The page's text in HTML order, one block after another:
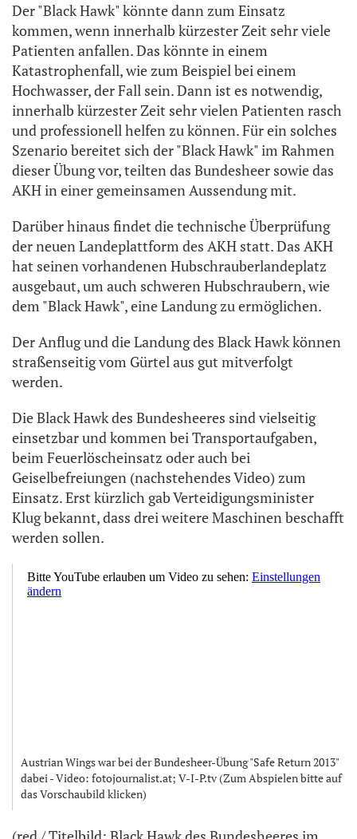
Der "Black Hawk" könnte dann zum Einsatz
kommen, wenn innerhalb kürzester Zeit sehr viele
Patienten anfallen. Das könnte in einem
Katastrophenfall, wie zum Beispiel bei einem
Hochwasser, der Fall sein. Dann ist es notwendig,
innerhalb kürzester Zeit sehr vielen Patienten rasch
und professionell helfen zu können. Für ein solches
Szenario bereitet sich der "Black Hawk" im Rahmen
dieser Übung vor, teilten das Bundesheer sowie das
AKH in einer gemeinsamen Aussendung mit.
Darüber hinaus findet die technische Überprüfung
der neuen Landeplattform des AKH statt. Das AKH
hat seinen vorhandenen Hubschrauberlandeplatz
ausgebaut, um auch schweren Hubschraubern, wie
dem "Black Hawk", eine Landung zu ermöglichen.
Der Anflug und die Landung des Black Hawk können
straßenseitig vom Gürtel aus gut mitverfolgt
werden.
Die Black Hawk des Bundesheeres sind vielseitig
einsetzbar und kommen bei Transportaufgaben,
beim Feuerlöscheinsatz oder auch bei
Geiselbefreiungen (nachstehendes Video) zum
Einsatz. Erst kürzlich gab Verteidigungsminister
Klug bekannt, dass drei weitere Maschinen beschafft
werden sollen.
Austrian Wings war bei der Bundesheer-Übung "Safe Return 2013"
dabei - Video: fotojournalist.at; V-I-P.tv (Zum Abspielen bitte auf
das Vorschaubild klicken)